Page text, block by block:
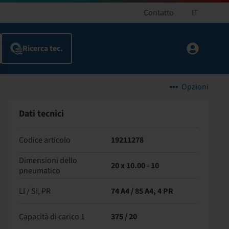
Contatto IT
Opzioni
Dati tecnici
Codice articolo
19211278
Dimensioni dello
pneumatico
20 x 10.00 - 10
LI / SI, PR 74 A4 / 85 A4, 4 PR
Capacità di carico 1 375 / 20